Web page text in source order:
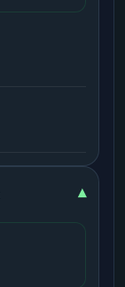
▾